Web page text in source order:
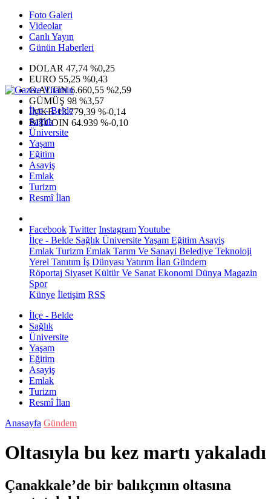
Foto Galeri
Videolar
Canlı Yayın
Günün Haberleri
DOLAR 47,74 %0,25
EURO 55,25 %0,43
G.ALTIN6.660,55 %2,59
GÜMÜŞ 98 %3,57
IMKB13.779,39 %-0,14
BITCOIN 64.939 %-0,10
İlçe - Belde
Sağlık
Üniversite
Yaşam
Eğitim
Asayiş
Emlak
Turizm
Resmî İlan
Facebook Twitter InstagramYoutube
İlçe - Belde Sağlık ÜniversiteYaşam Eğitim Asayiş
Emlak Turizm Emlak Tarım Ve Sanayi Belediye Teknoloji
Yerel Tanıtım İş Dünyası Yatırım İlan Gündem
Röportaj Siyaset Kültür Ve Sanat Ekonomi Dünya Magazin
Spor
Künye İletişim RSS
İlçe - Belde
Sağlık
Üniversite
Yaşam
Eğitim
Asayiş
Emlak
Turizm
Resmî İlan
Anasayfa Gündem
Oltasıyla bu kez martı yakaladı
Çanakkale’de bir balıkçının oltasına